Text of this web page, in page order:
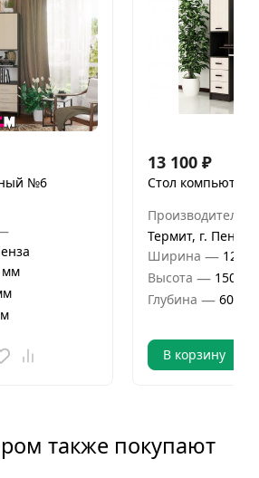
№6
мм
13 100 ₽
Стол
Производитель
Термит, г. Пенза
Ширина — 1255
Высота — 1500
Глубина — 600
В корзину
также покупают